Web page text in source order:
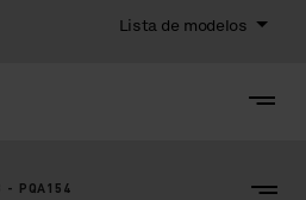
Lista de modelos
- PQA154